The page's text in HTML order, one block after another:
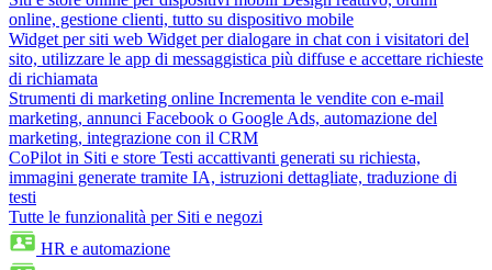
online, gestione clienti, tutto su dispositivo mobile
Widget per siti web Widget per dialogare in chat con i visitatori del
sito, utilizzare le app di messaggistica più diffuse e accettare richieste
di richiamata
Strumenti di marketing online Incrementa le vendite con e-mail
marketing, annunci Facebook o Google Ads, automazione del
marketing, integrazione con il CRM
CoPilot in Siti e store Testi accattivanti generati su richiesta,
immagini generate tramite IA, istruzioni dettagliate, traduzione di
testi
Tutte le funzionalità per Siti e negozi
HR e automazione